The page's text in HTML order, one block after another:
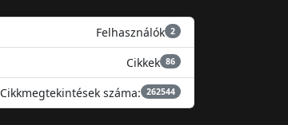
Felhasználók 2
Cikkek 86
Cikkmegtekintések száma: 262544